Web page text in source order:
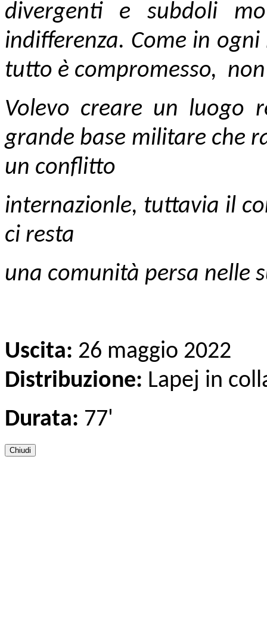
divergenti e subdoli
indifferenza. Come in
tutto è compromesso,
Volevo creare un luogo
grande base militare che
un conflitto
internazionle, tuttavia il
ci resta
una comunità persa nelle
Uscita: 26 maggio 2022
Distribuzione: Lapej in
Durata: 77'
Chiudi